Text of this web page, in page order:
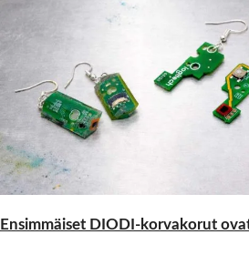
Ensimmäiset DIODI-korvakorut